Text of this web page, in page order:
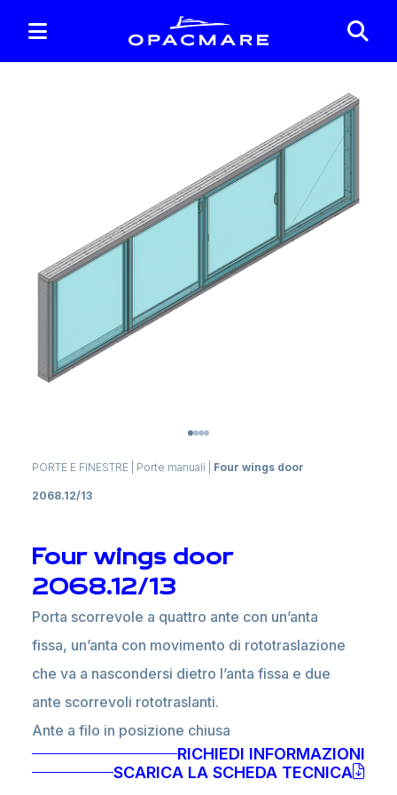
PORTE E FINESTRE Porte manuali Four wings door
2068.12/13
Four wings door
2068.12/13
Porta scorrevole a quattro ante con un’anta
fissa, un’anta con movimento di rototraslazione
che va a nascondersi dietro l’anta fissa e due
ante scorrevoli rototraslanti.
Ante a filo in posizione chiusa
RICHIEDI INFORMAZIONI
SCARICA LA SCHEDA TECNICA